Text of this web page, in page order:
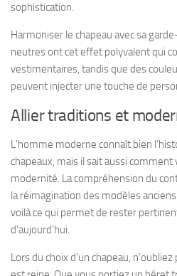
sophistication.
Harmoniser le chapeau avec sa
neutres ont cet effet polyvalentqui
vestimentaires, tandis que des
peuvent injecter une touche de
Allier traditions et
L’homme moderne connaît bien
chapeaux, mais il sait aussi
modernité. La compréhension du
la réimagination des modèles
voilà ce qui permet de rester
d’aujourd’hui.
Lors du choix d’un chapeau, n’oubliez